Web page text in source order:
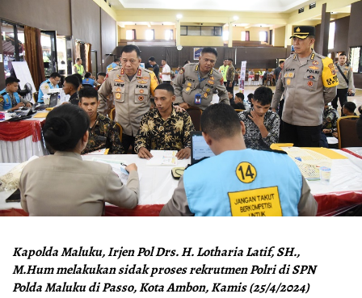
Kapolda Maluku, Irjen Pol Drs. H. Lotharia Latif, SH.,
M.Hum melakukan sidak proses rekrutmen Polri di SPN
Polda Maluku di Passo, Kota Ambon, Kamis (25/4/2024)